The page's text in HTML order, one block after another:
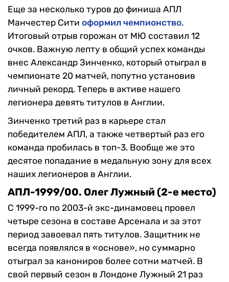
Еще за несколько туров до финиша АПЛ
Манчестер Сити оформил чемпионство.
Итоговый отрыв горожан от МЮ составил 12
очков. Важную лепту в общий успех команды
внес Александр Зинченко, который отыграл в
чемпионате 20 матчей, попутно установив
личный рекорд. Теперь в активе нашего
легионера девять титулов в Англии.
Зинченко третий раз в карьере стал
победителем АПЛ, а также четвертый раз его
команда пробилась в топ-3. Вообще же это
десятое попадание в медальную зону для всех
наших легионеров в Англии.
АПЛ-1999/00. Олег Лужный (2-е место)
С 1999-го по 2003-й экс-динамовец провел
четыре сезона в составе Арсенала и за этот
период завоевал пять титулов. Защитник не
всегда появлялся в «основе», но суммарно
отыграл за канониров более сотни матчей. В
свой первый сезон в Лондоне Лужный 21 раз